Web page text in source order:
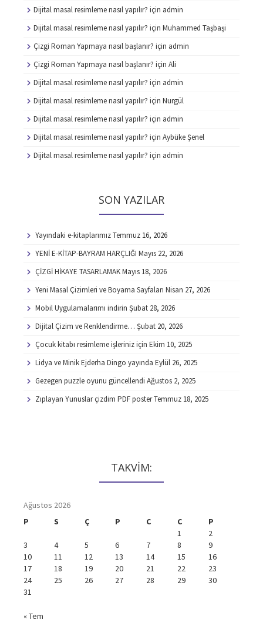
Dijital masal resimleme nasıl yapılır? için admin
Dijital masal resimleme nasıl yapılır? için Muhammed Taşbaşi
Çizgi Roman Yapmaya nasıl başlanır? için admin
Çizgi Roman Yapmaya nasıl başlanır? için Ali
Dijital masal resimleme nasıl yapılır? için admin
Dijital masal resimleme nasıl yapılır? için Nurgül
Dijital masal resimleme nasıl yapılır? için admin
Dijital masal resimleme nasıl yapılır? için Aybüke Şenel
Dijital masal resimleme nasıl yapılır? için admin
SON YAZILAR
Yayındaki e-kitaplarımızTemmuz 16, 2026
YENİ E-KİTAP-BAYRAM HARÇLIĞI Mayıs 22, 2026
ÇİZGİ HİKAYE TASARLAMAKMayıs 18, 2026
Yeni Masal Çizimleri ve Boyama Sayfaları Nisan 27, 2026
Mobil Uygulamalarımı indirin Şubat 28, 2026
Dijital Çizim ve Renklendirme… Şubat 20, 2026
Çocuk kitabı resimleme işleriniz için Ekim 10, 2025
Lidya ve Minik Ejderha Dingo yayında Eylül 26, 2025
Gezegen puzzle oyunu güncellendi Ağustos 2, 2025
Zıplayan Yunuslar çizdim PDF posterTemmuz 18, 2025
TAKVİM:
Ağustos 2026
P
S Ç P C C
P
1
2
3
4 5 6 7 8
9
10
11 12 13 14 15
16
17
18 19 20 21 22
23
24
25 26 27 28 29
30
31
« Tem